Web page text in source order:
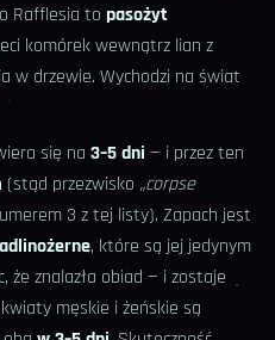
Rafflesia to pasożyt
komórek wewnątrz lian z
w drzewie. Wychodzi na świat
się na 3–5 dni — i przez ten
(stąd przezwisko „corpse
3 z tej listy). Zapach jest
, które są jej jedynym
że znalazła obiad — i zostaje
męskie i żeńskie są